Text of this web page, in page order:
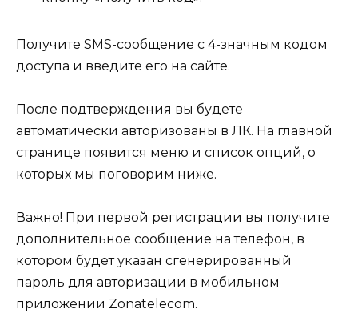
Получите SMS-сообщение с 4-значным кодом
доступа и введите его на сайте.
После подтверждения вы будете
автоматически авторизованы в ЛК. На главной
странице появится меню и список опций, о
которых мы поговорим ниже.
Важно! При первой регистрации вы получите
дополнительное сообщение на телефон, в
котором будет указан сгенерированный
пароль для авторизации в мобильном
приложении Zonatelecom.